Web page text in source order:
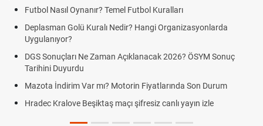
Futbol Nasıl Oynanır? Temel Futbol Kuralları
Deplasman Golü Kuralı Nedir? Hangi Organizasyonlarda
Uygulanıyor?
DGS Sonuçları Ne Zaman Açıklanacak 2026? ÖSYM Sonuç
Tarihini Duyurdu
Mazota İndirim Var mı? Motorin Fiyatlarında Son Durum
Hradec Kralove Beşiktaş maçı şifresiz canlı yayın izle